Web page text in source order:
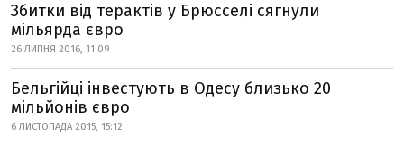
Збитки від терактів у Брюсселі сягнули
мільярда євро
26 ЛИПНЯ 2016, 11:09
Бельгійці інвестують в Одесу близько 20
мільйонів євро
6 ЛИСТОПАДА 2015, 15:12